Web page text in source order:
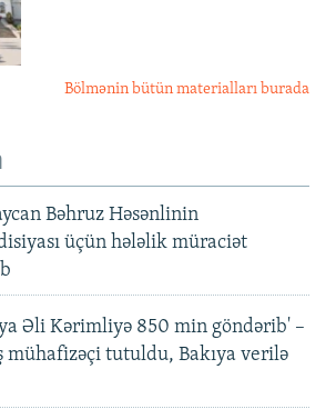
Bölmənin bütün materialları burada
Bəhruz Həsənlinin
üçün hələlik müraciət
Əli Kərimliyə 850 min göndərib' –
mühafizəçi tutuldu, Bakıya verilə